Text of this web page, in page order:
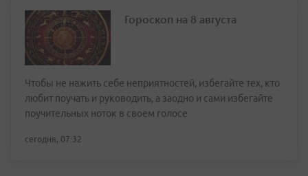
Гороскоп на 8 августа
Чтобы не нажить себе неприятностей, избегайте тех, кто
любит поучать и руководить, а заодно и сами избегайте
поучительных ноток в своем голосе
сегодня, 07:32